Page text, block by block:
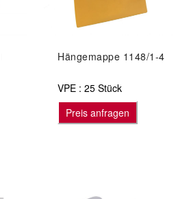
Hängemappe 1148/1-4
VPE : 25 Stück
Preis anfragen